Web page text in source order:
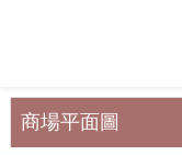
商場平面圖